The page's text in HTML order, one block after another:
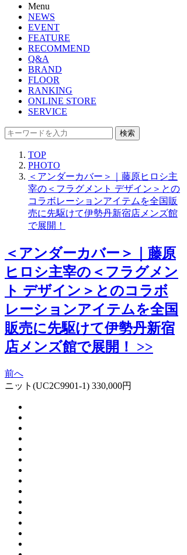
Menu
NEWS
EVENT
FEATURE
RECOMMEND
Q&A
BRAND
FLOOR
RANKING
ONLINE STORE
SERVICE
検索
TOP
PHOTO
＜アンダーカバー＞｜藤原ヒロシ主
宰の＜フラグメント デザイン＞との
コラボレーションアイテムを全国販
売に先駆けて伊勢丹新宿店メンズ館
で展開！
＜アンダーカバー＞｜藤原
ヒロシ主宰の＜フラグメン
ト デザイン＞とのコラボ
レーションアイテムを全国
販売に先駆けて伊勢丹新宿
店メンズ館で展開！ >>
前へ
ニット(UC2C9901-1) 330,000円